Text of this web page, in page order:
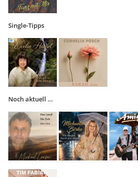
Single-Tipps
Noch aktuell …